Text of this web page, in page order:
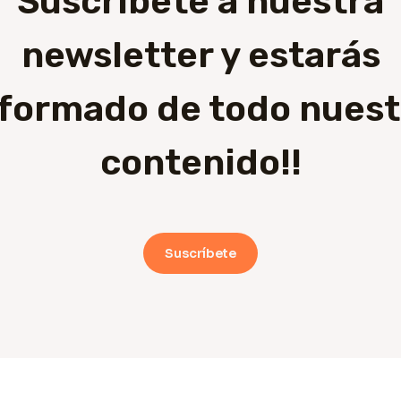
newsletter y estarás
de todo
contenido!!
Suscríbete